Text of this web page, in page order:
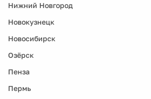
Нижний Новгород
Новокузнецк
Новосибирск
Озёрск
Пенза
Пермь